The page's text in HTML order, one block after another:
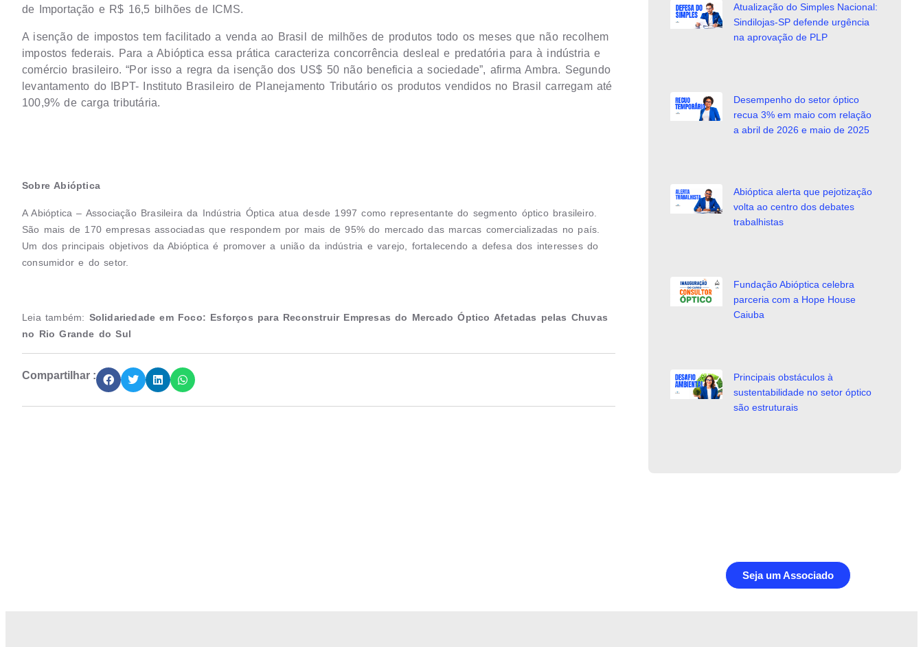
de Importação e R$ 16,5 bilhões de ICMS.
A isenção de impostos tem facilitado a venda ao Brasil de milhões de produtos todo os meses que não recolhem
impostos federais. Para a Abióptica essa prática caracteriza concorrência desleal e predatória para à indústria e
comércio brasileiro. “Por isso a regra da isenção dos US$ 50 não beneficia a sociedade”, afirma Ambra. Segundo
levantamento do IBPT- Instituto Brasileiro de Planejamento Tributário os produtos vendidos no Brasil carregam até
100,9% de carga tributária.
Sobre Abióptica
A Abióptica – Associação Brasileira da Indústria Óptica atua desde 1997 como representante do segmento óptico brasileiro.
São mais de 170 empresas associadas que respondem por mais de 95% do mercado das marcas comercializadas no país.
Um dos principais objetivos da Abióptica é promover a união da indústria e varejo, fortalecendo a defesa dos interesses do
consumidor e do setor.
Leia também: Solidariedade em Foco: Esforços para Reconstruir Empresas do Mercado Óptico Afetadas pelas Chuvas
no Rio Grande do Sul
Compartilhar :
Atualização do Simples Nacional:
Sindilojas-SP defende urgência
na aprovação de PLP
Desempenho do setor óptico
recua 3% em maio com relação
a abril de 2026 e maio de 2025
Abióptica alerta que pejotização
volta ao centro dos debates
trabalhistas
Fundação Abióptica celebra
parceria com a Hope House
Caiuba
Principais obstáculos à
sustentabilidade no setor óptico
são estruturais
Seja um Associado